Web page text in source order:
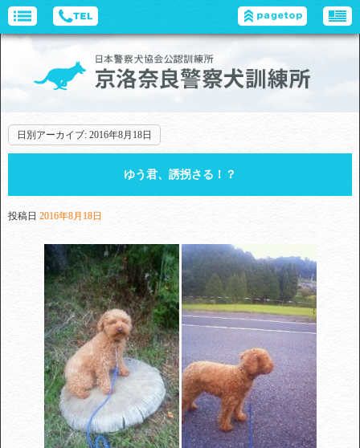
日別アーカイブ: 2016年8月18日
ゆう君、誘拐さる！？
投稿日 2016年8月18日